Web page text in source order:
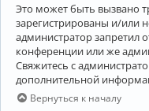
Это может быть вызвано
зарегистрированы и/или
администратор запретил
конференции или же
Свяжитесь с
дополнительной
Вернуться к началу